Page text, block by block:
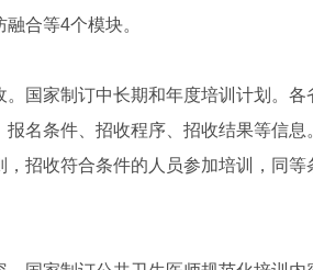
合等4个模块。
家制订中长期和年度培训计划。各
报名条件、招收程序、招收结果等信
，招收符合条件的人员参加培训，同